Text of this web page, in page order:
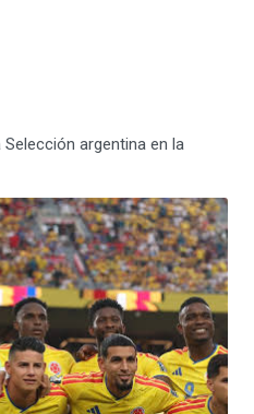
argentina en la